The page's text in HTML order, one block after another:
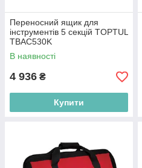
Переносний ящик для
інструментів 5 секцій TOPTUL
TBAC530K
В наявності
4 936 ₴
Купити